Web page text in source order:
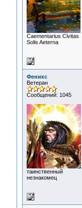
Сaementarius Civitas
Solis Aeterna
Феникс
Ветеран
Сообщений: 1045
таинственный
незнакомец